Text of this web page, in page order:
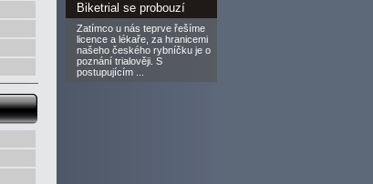
Biketrial se probouzí
Zatímco u nás teprve řešíme
licence a lékaře, za hranicemi
našeho českého rybníčku je o
poznání trialověji. S
postupujícím ...